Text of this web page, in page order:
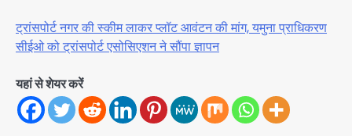
ट्रांसपोर्ट नगर की स्कीम लाकर प्लॉट आवंटन की मांग, यमुना प्राधिकरण
सीईओ को ट्रांसपोर्ट एसोसिएशन ने सौंपा ज्ञापन
यहां से शेयर करें